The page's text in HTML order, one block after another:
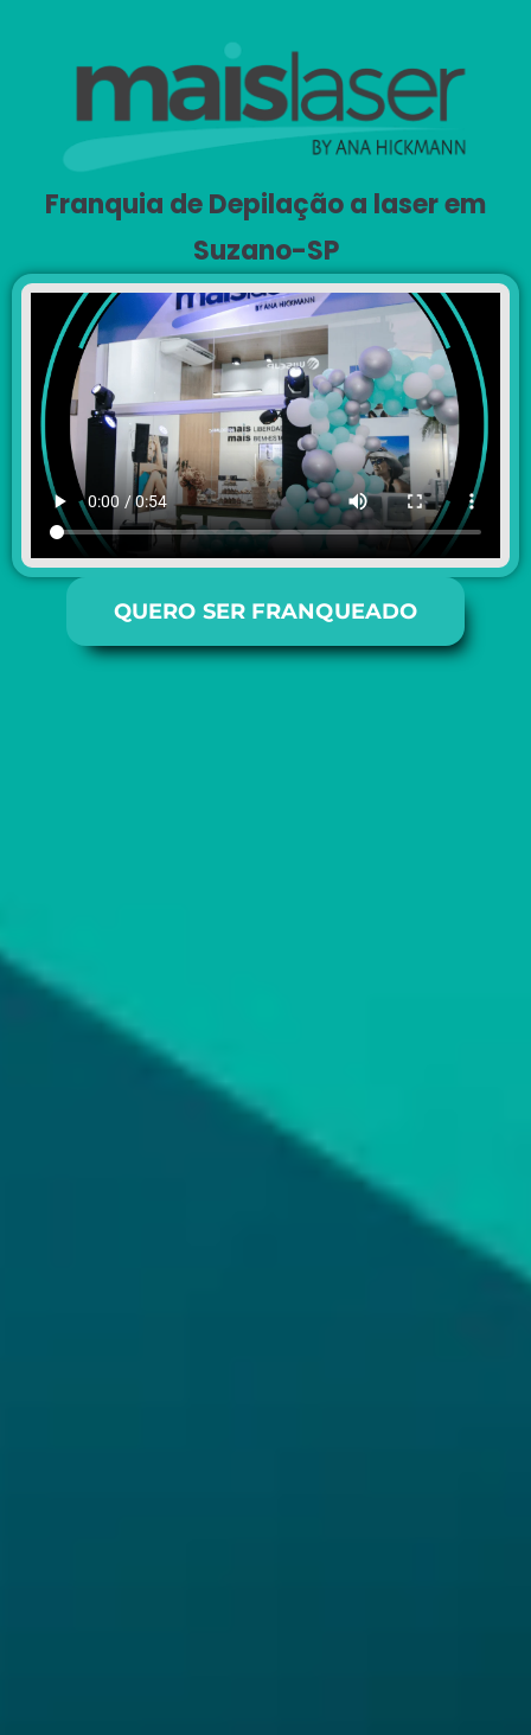
Franquia de Depilação a laser em
Suzano-SP
QUERO SER FRANQUEADO